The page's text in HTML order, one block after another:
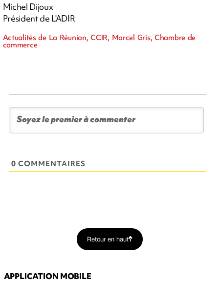
Michel Dijoux
Président de L'ADIR
Actualités de La Réunion, CCIR, Marcel Gris, Chambre de
commerce
0 COMMENTAIRES
Retour en haut
APPLICATION MOBILE